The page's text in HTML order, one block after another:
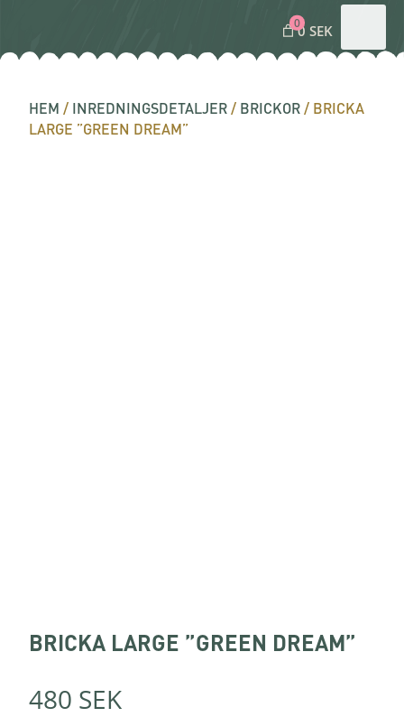
00 SEK
HEM / INREDNINGSDETALJER / BRICKOR / BRICKA
LARGE ”GREEN DREAM”
BRICKA LARGE ”GREEN DREAM”
480 SEK